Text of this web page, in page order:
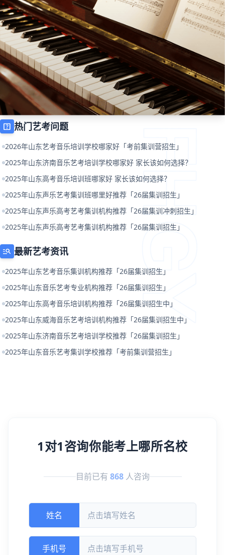
help_center 热门艺考问题
2026年山东艺考音乐培训学校哪家好「考前集训营招生」
2025年山东济南音乐艺考培训学校哪家好 家长该如何选择？
2025年山东高考音乐培训班哪家好 家长该如何选择？
2025年山东声乐艺考集训班哪里好推荐「26届集训招生」
2025年山东声乐高考艺考集训机构推荐「26届集训冲刺招生」
2025年山东声乐高考艺考集训机构推荐「26届集训招生」
manage_search 最新艺考资讯
2025年山东艺考音乐集训机构推荐「26届集训招生」
2025年山东音乐艺考专业机构推荐「26届集训招生」
2025年山东高考音乐培训机构推荐「26届集训招生中」
2025年山东威海音乐艺考培训机构推荐「26届集训招生中」
2025年山东济南音乐艺考培训学校推荐「26届集训招生」
2025年山东音乐艺考集训学校推荐「考前集训营招生」
1对1咨询你能考上哪所名校
目前已有 868 人咨询
姓名
手机号